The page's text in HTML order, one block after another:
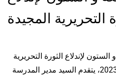
التحريرية المجيدة
لإندلاع الثورة التحريرية
المجيدة المصادف لأول نوفمبر2023، يتقدم السيد مدير المدرسة